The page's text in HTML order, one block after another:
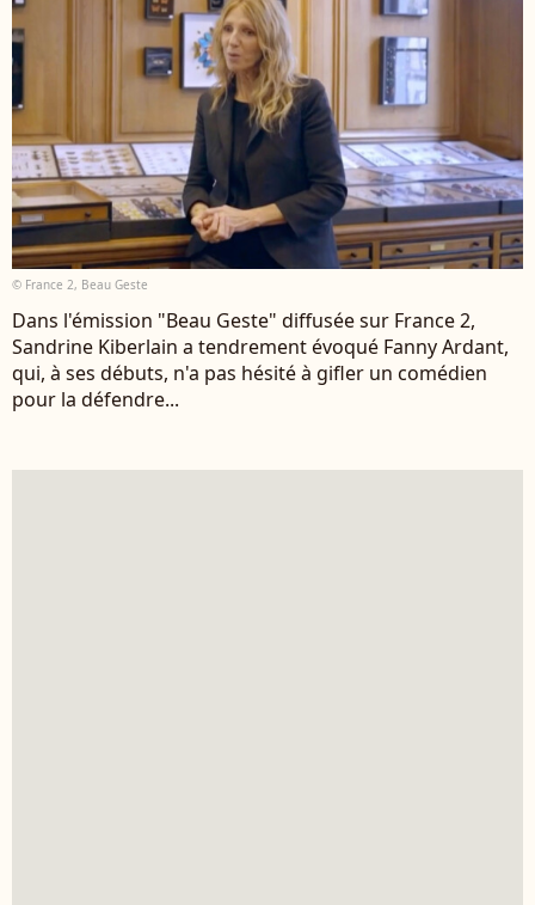
© France 2, Beau Geste
Dans l'émission "Beau Geste" diffusée sur France 2,
Sandrine Kiberlain a tendrement évoqué Fanny Ardant,
qui, à ses débuts, n'a pas hésité à gifler un comédien
pour la défendre...